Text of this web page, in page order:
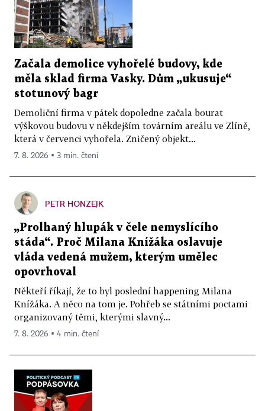
Začala demolice vyhořelé budovy, kde
měla sklad firma Vasky. Dům „ukusuje“
stotunový bagr
Demoliční firma v pátek dopoledne začala bourat
výškovou budovu v někdejším továrním areálu ve Zlíně,
která v červenci vyhořela. Zničený objekt...
7. 8. 2026 ▪ 3 min. čtení
PETR HONZEJK
„Prolhaný hlupák v čele nemyslícího
stáda“. Proč Milana Knížáka oslavuje
vláda vedená mužem, kterým umělec
opovrhoval
Někteří říkají, že to byl poslední happening Milana
Knížáka. A něco na tom je. Pohřeb se státními poctami
organizovaný těmi, kterými slavný...
7. 8. 2026 ▪ 4 min. čtení